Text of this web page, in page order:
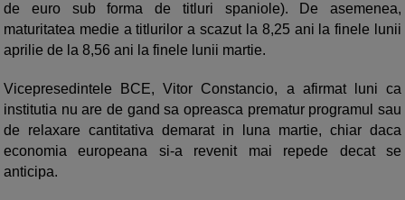
de euro sub forma de titluri spaniole). De asemenea,
maturitatea medie a titlurilor a scazut la 8,25 ani la finele lunii
aprilie de la 8,56 ani la finele lunii martie.
Vicepresedintele BCE, Vitor Constancio, a afirmat luni ca
institutia nu are de gand sa opreasca prematur programul sau
de relaxare cantitativa demarat in luna martie, chiar daca
economia europeana si-a revenit mai repede decat se
anticipa.